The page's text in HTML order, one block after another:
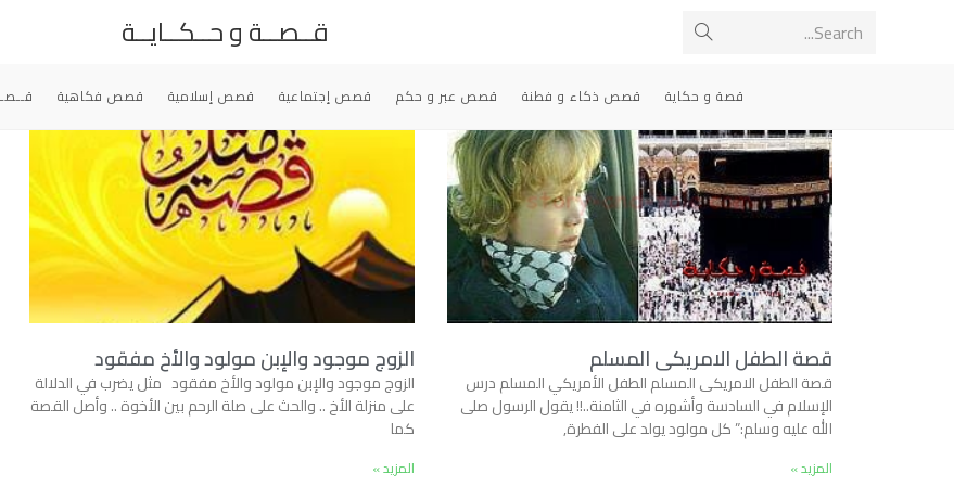
Search... قــصــة و حــكــايــة
قصة و حكاية قصص ذكاء و فطنة قصص عبر و حكم قصص إجتماعية قصص إسلامية قصص فكاهية
قصة الطفل الامريكى المسلم
قصة الطفل الامريكى المسلم الطفل الأمريكي المسلم درس
الإسلام في السادسة وأشهره في الثامنة..!! يقول الرسول صلى
الله عليه وسلم:” كل مولود يولد على الفطرة,
المزيد »
الزوج موجود والإبن مولود والأخ مفقود
الزوج موجود والإبن مولود والأخ مفقود مثل يضرب في الدلالة
على منزلة الأخ .. والحث على صلة الرحم بين الأخوة .. وأصل القصة
كما
المزيد »